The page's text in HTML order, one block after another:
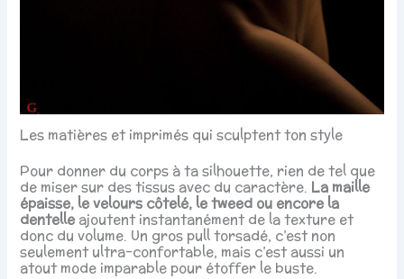
Les matières et imprimés qui sculptent ton style
Pour donner du corps à ta silhouette, rien de tel que
de miser sur des tissus avec du caractère. La maille
épaisse, le velours côtelé, le tweed ou encore la
dentelleajoutent instantanément de la texture et
donc du volume. Un gros pull torsadé, c’est non
seulement ultra-confortable, mais c’est aussi un
atout mode imparable pour étoffer le buste.